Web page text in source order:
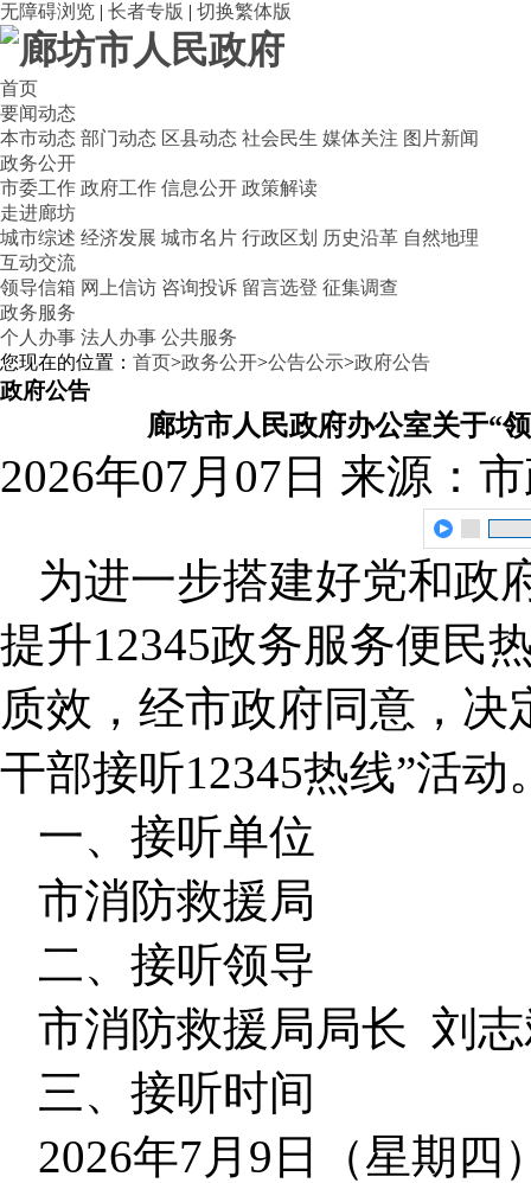
无障碍浏览 | 长者专版 | 切换繁体版
首页
要闻动态
本市动态 部门动态 区县动态 社会民生 媒体关注 图片新闻
政务公开
市委工作 政府工作 信息公开 政策解读
走进廊坊
城市综述 经济发展 城市名片 行政区划 历史沿革 自然地理
互动交流
领导信箱 网上信访 咨询投诉 留言选登 征集调查
政务服务
个人办事 法人办事 公共服务
您现在的位置： 首页>政务公开>公告公示>政府公告
政府公告
廊坊市人民政府办公室关于“
2026年07月07日 来源：
为进一步搭建好党和政
提升12345政务服务便民
质效，经市政府同意，
干部接听12345热线”活动
一、接听单位
市消防救援局
二、接听领导
市消防救援局局长 刘
三、接听时间
2026年7月9日（星期